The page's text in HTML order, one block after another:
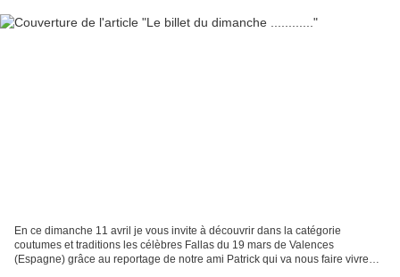
En ce dimanche 11 avril je vous invite à découvrir dans la catégorie
coutumes et traditions les célèbres Fallas du 19 mars de Valences
(Espagne) grâce au reportage de notre ami Patrick qui va nous faire vivre